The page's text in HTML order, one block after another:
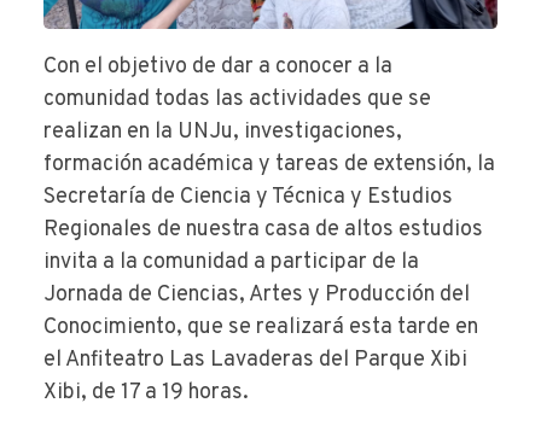
Con el objetivo de dar a conocer a la
comunidad todas las actividades que se
realizan en la UNJu, investigaciones,
formación académica y tareas de extensión, la
Secretaría de Ciencia y Técnica y Estudios
Regionales de nuestra casa de altos estudios
invita a la comunidad a participar de la
Jornada de Ciencias, Artes y Producción del
Conocimiento, que se realizará esta tarde en
el Anfiteatro Las Lavaderas del Parque Xibi
Xibi, de 17 a 19 horas.